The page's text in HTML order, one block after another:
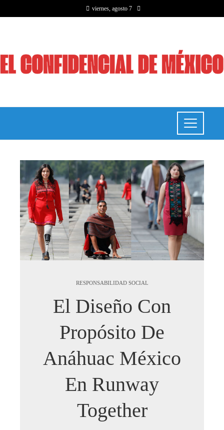
viernes, agosto 7
RESPONSABILIDAD SOCIAL
El Diseño Con
Propósito De
Anáhuac México
En Runway
Together